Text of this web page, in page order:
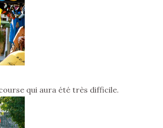
qui aura été très difficile.